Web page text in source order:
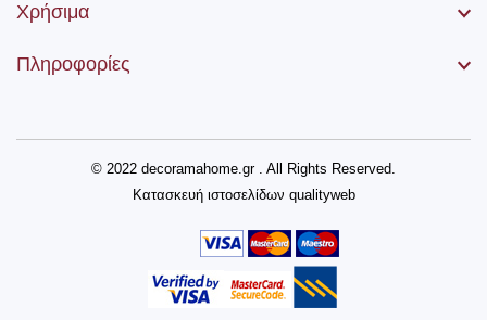
Χρήσιμα
Πληροφορίες
© 2022 decoramahome.gr . All Rights Reserved.
Κατασκευή ιστοσελίδων qualityweb